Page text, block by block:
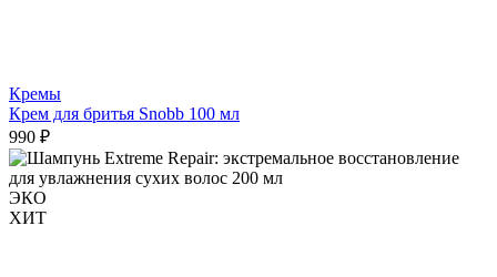
Кремы
Крем для бритья Snobb 100 мл
990 ₽
ЭКО
ХИТ